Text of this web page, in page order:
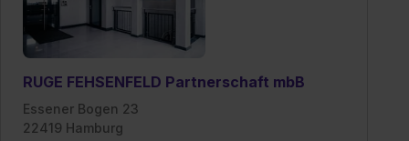
RUGE FEHSENFELD Partnerschaft mbB
Essener Bogen 23
22419 Hamburg